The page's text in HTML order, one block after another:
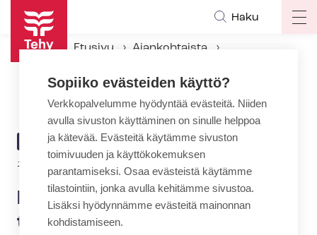
Hyppää
pääsisältöön
Haku
Etusivu
Ajankohtaista
Ensihoitaja, neuvottelut työehdoistasi lähestyvät
ARTIKKELIN
KATEGORIA
AJANKOHTAISTA
19.10.2021 | 9:24
Ensihoitaja, neuvottelut
työehdoistasi lähestyvät
Sopiiko evästeiden käyttö?
Verkkopalvelumme hyödyntää evästeitä. Niiden
avulla sivuston käyttäminen on sinulle helppoa
ja kätevää. Evästeitä käytämme sivuston
toimivuuden ja käyttökokemuksen
parantamiseksi. Osaa evästeistä käytämme
tilastointiin, jonka avulla kehitämme sivustoa.
Lisäksi hyödynnämme evästeitä mainonnan
kohdistamiseen.